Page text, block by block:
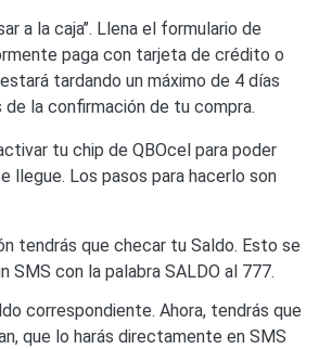
a la caja’’. Llena el formulario de
paga con tarjeta de crédito o
tardando un máximo de 4 días
de la confirmación de tu compra.
tu chip de QBOcel para poder
llegue. Los pasos para hacerlo son
tendrás que checar tu Saldo. Esto se
SMS con la palabra SALDO al 777.
correspondiente. Ahora, tendrás que
que lo harás directamente en SMS